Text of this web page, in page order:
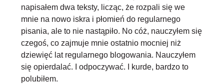
napisałem dwa teksty, licząc, że rozpali się we
mnie na nowo iskra i płomień do regularnego
pisania, ale to nie nastąpiło. No cóż, nauczyłem się
czegoś, co zajmuje mnie ostatnio mocniej niż
dziewięć lat regularnego blogowania. Nauczyłem
się opierdalać. I odpoczywać. I kurde, bardzo to
polubiłem.